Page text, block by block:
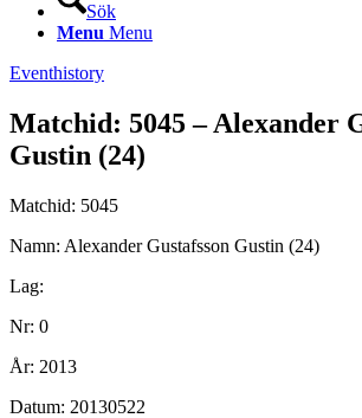
Sök
Menu Menu
Eventhistory
Matchid: 5045 – Alexander
Gustin (24)
Matchid: 5045
Namn: Alexander Gustafsson Gustin (24)
Lag:
Nr: 0
År: 2013
Datum: 20130522